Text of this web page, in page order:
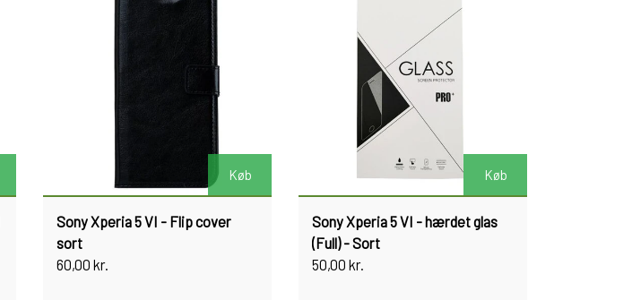
Køb
Sony Xperia 5 VI - Flip cover
sort
60,00 kr.
Køb
Sony Xperia 5 VI - hærdet glas
(Full) - Sort
50,00 kr.